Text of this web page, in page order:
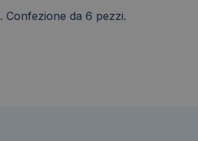
Confezione da 6 pezzi.